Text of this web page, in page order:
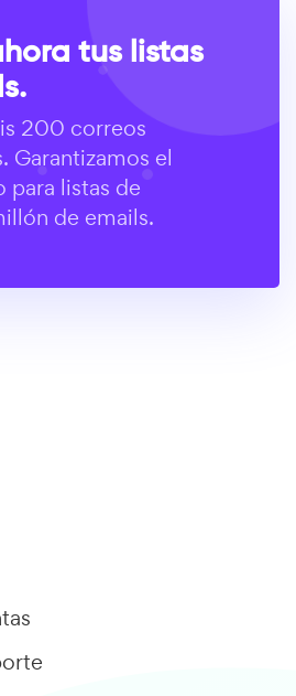
tus listas
200 correos
Garantizamos el
para listas de
de emails.